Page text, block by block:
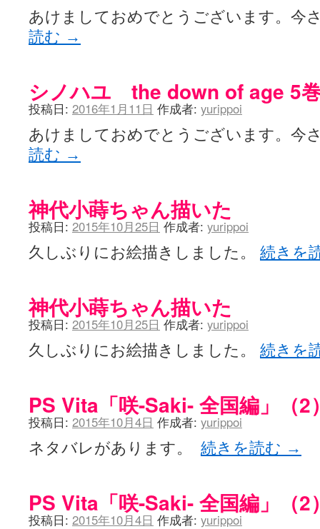
あっちが変 / あっちが変 (08:31)
BBKN BLOG / トップページ（サイトマップ）
あにてつ！ / 千里山に行ってきました（2017年09月）
嶺上開花自摸 / Last day of Summer session 1 (13:01)
おもちもちもち - 咲-Saki- / ５・８小林先生の日記更新について考え
かんむりとかげ - 咲-Saki- / 立先生の更新 (11:32)
咲-Saki- | にゅいのって / 咲-Saki-臨時アンテナ (11:50)
咲-Saki-ブログ！～麻雀下手でも咲が好き～ / ブログ名変更のお知らせ
嶺上航路 / ドラフト前日なので中日ドラゴンズのドラフト指名を予想
紺フェス - 咲-Saki- / 【越谷SS】とろけそうな日
ユズポニッキ - 咲-Saki- / ☆ #咲実写 ☆告知☆オンライン上映会☆ 阿
ああ、あの牌？ - 咲-Saki- / シノハユ菰沢中関連(江津・大田)の登場舞
宮守大好き帳 / 告知 (13:04)
ＳＳＳ（咲ＳＳ）感想ブログ / 【SSS】憩 -Kei- 全国編第２２局『流局
ひまじんひまんじ / 読書の秋、と言います故 (08:00)
煌-Subara- - 咲-saki- / シノハユ感想 (13:19)
SYNTH 2006 - 咲 -Saki- / 阿知賀編をドヤ顔に着目しながらまたまた読
かえんだん - 咲-Saki- / 朱里「そげなこつ私がやっておきますから！」
ヤンデレ・狂気の百合SSブログ / 【咲-Saki-SS：久咲】そして私たち
迷子の坊やのみちくさ日記 / 【連載感想】宮永照についてのあれこれ
私的素敵ジャンク / [咲-Saki-] 咲-Saki-第168局［端緒］感想
麻雀自由帳 - 咲-Saki- / 咲-Saki-第168局[端緒]感想 照-Teru- 追憶編第
LAT. 39°20' N - 咲-Saki- / 永水航路 3 - 霧島の姫は、深山幽谷の頂で
低姿勢ニワカの麻雀 / マイナーカップリングSS感想 (07:31)
Hinamado blog - 咲-Saki- / リハビリテーション (04:56)
咲ワン・neo[仮] / 私事。 (01:19)
あけましておめでとうございます。今
読む →
シノハユ the down of age 5
投稿日: 2016年1月11日 作成者: yurippoi
あけましておめでとうございます。今
読む →
神代小蒔ちゃん描いた
投稿日: 2015年10月25日 作成者: yurippoi
久しぶりにお絵描きしました。 続きを
神代小蒔ちゃん描いた
投稿日: 2015年10月25日 作成者: yurippoi
久しぶりにお絵描きしました。 続きを
PS Vita「咲-Saki- 全国編」（2
投稿日: 2015年10月4日 作成者: yurippoi
ネタバレがあります。 続きを読む →
PS Vita「咲-Saki- 全国編」（2
投稿日: 2015年10月4日 作成者: yurippoi